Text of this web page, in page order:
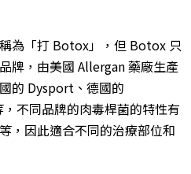
為「打 Botox」，但 Botox 只
牌，由美國 Allergan 藥廠生產
的 Dysport、德國的
不同品牌的肉毒桿菌的特性有
，因此適合不同的治療部位和